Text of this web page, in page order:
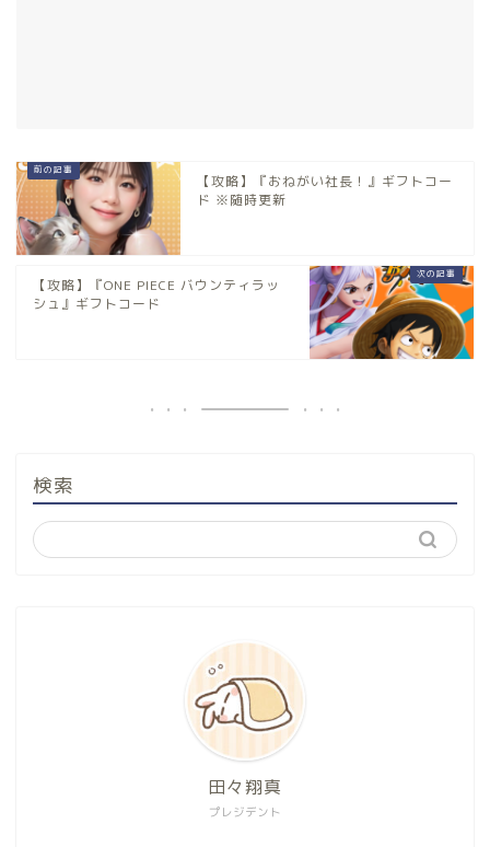
【攻略】『おねがい社長！』ギフトコー
ド ※随時更新
【攻略】『ONE PIECE バウンティラッ
シュ』ギフトコード
検索
プレジデント
田々翔真